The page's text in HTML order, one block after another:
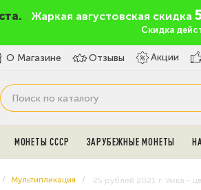
Жаркая августовская скидка
Скидка
О Магазине Отзывы Акции
МОНЕТЫ СССР ЗАРУБЕЖНЫЕ МОНЕТЫ
Мультипликация 25 рублей 2021 г. Умка -